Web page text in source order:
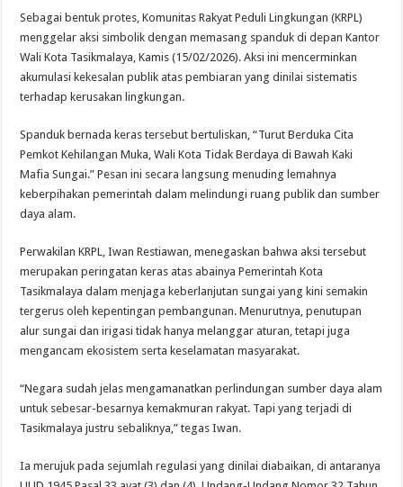
Sebagai bentuk protes, Komunitas Rakyat Peduli Lingkungan (KRPL)
menggelar aksi simbolik dengan memasang spanduk di depan Kantor
Wali Kota Tasikmalaya, Kamis (15/02/2026). Aksi ini mencerminkan
akumulasi kekesalan publik atas pembiaran yang dinilai sistematis
terhadap kerusakan lingkungan.
Spanduk bernada keras tersebut bertuliskan, “Turut Berduka Cita
Pemkot Kehilangan Muka, Wali Kota Tidak Berdaya di Bawah Kaki
Mafia Sungai.” Pesan ini secara langsung menuding lemahnya
keberpihakan pemerintah dalam melindungi ruang publik dan sumber
daya alam.
Perwakilan KRPL, Iwan Restiawan, menegaskan bahwa aksi tersebut
merupakan peringatan keras atas abainya Pemerintah Kota
Tasikmalaya dalam menjaga keberlanjutan sungai yang kini semakin
tergerus oleh kepentingan pembangunan. Menurutnya, penutupan
alur sungai dan irigasi tidak hanya melanggar aturan, tetapi juga
mengancam ekosistem serta keselamatan masyarakat.
“Negara sudah jelas mengamanatkan perlindungan sumber daya alam
untuk sebesar-besarnya kemakmuran rakyat. Tapi yang terjadi di
Tasikmalaya justru sebaliknya,” tegas Iwan.
Ia merujuk pada sejumlah regulasi yang dinilai diabaikan, di antaranya